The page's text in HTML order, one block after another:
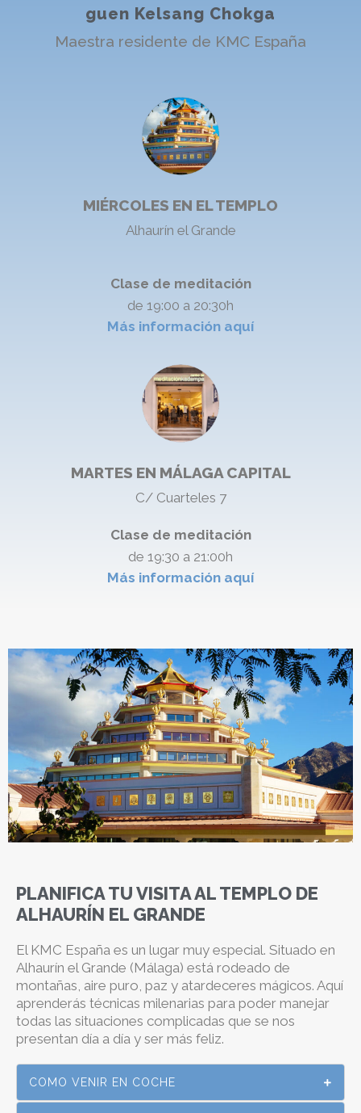
guen Kelsang Chokga
Maestra residente de KMC España
MIÉRCOLES EN EL TEMPLO
Alhaurín el Grande
Clase de meditación
de 19:00 a 20:30h
Más información aquí
MARTES EN MÁLAGA CAPITAL
C/ Cuarteles 7
Clase de meditación
de 19:30 a 21:00h
Más información aquí
PLANIFICA TU VISITA AL TEMPLO DE
ALHAURÍN EL GRANDE
El KMC España es un lugar muy especial. Situado en
Alhaurín el Grande (Málaga) está rodeado de
montañas, aire puro, paz y atardeceres mágicos. Aquí
aprenderás técnicas milenarias para poder manejar
todas las situaciones complicadas que se nos
presentan día a día y ser más feliz.
COMO VENIR EN COCHE